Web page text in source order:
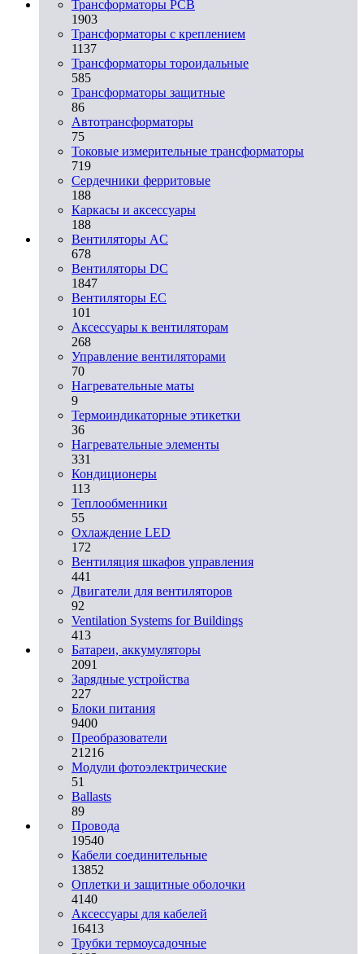
Трансформаторы PCB
1903
Трансформаторы с креплением
1137
Трансформаторы тороидальные
585
Трансформаторы защитные
86
Автотрансформаторы
75
Токовые измерительные трансформаторы
719
Сердечники ферритовые
188
Каркасы и аксессуары
188
Вентиляторы AC
678
Вентиляторы DC
1847
Вентиляторы EC
101
Аксессуары к вентиляторам
268
Управление вентиляторами
70
Нагревательные маты
9
Термоиндикаторные этикетки
36
Нагревательные элементы
331
Кондиционеры
113
Теплообменники
55
Охлаждение LED
172
Вентиляция шкафов управления
441
Двигатели для вентиляторов
92
Ventilation Systems for Buildings
413
Батареи, аккумуляторы
2091
Зарядные устройства
227
Блоки питания
9400
Преобразователи
21216
Модули фотоэлектрические
51
Ballasts
89
Провода
19540
Кабели соединительные
13852
Оплетки и защитные оболочки
4140
Аксессуары для кабелей
16413
Трубки термоусадочные